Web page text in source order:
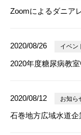
Zoomによるダニア
2020/08/26 イベン
2020年度糖尿病教
2020/08/12 お知ら
石巻地方広域水道